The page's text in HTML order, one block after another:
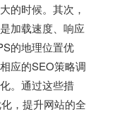
的时候。其次，
加载速度、响应
的地理位置优
应的SEO策略调
。通过这些措
，提升网站的全